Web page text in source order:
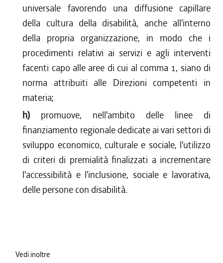
universale favorendo una diffusione capillare
della cultura della disabilità, anche all'interno
della propria organizzazione, in modo che i
procedimenti relativi ai servizi e agli interventi
facenti capo alle aree di cui al comma 1, siano di
norma attribuiti alle Direzioni competenti in
materia;
h) promuove, nell'ambito delle linee di
finanziamento regionale dedicate ai vari settori di
sviluppo economico, culturale e sociale, l'utilizzo
di criteri di premialità finalizzati a incrementare
l'accessibilità e l'inclusione, sociale e lavorativa,
delle persone con disabilità.
Vedi inoltre